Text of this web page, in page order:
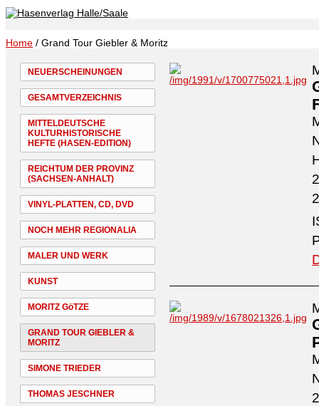
Home / Grand Tour Giebler & Moritz
NEUERSCHEINUNGEN
GESAMTVERZEICHNIS
MITTELDEUTSCHE
KULTURHISTORISCHE
HEFTE (HASEN-EDITION)
REICHTUM DER PROVINZ
(SACHSEN-ANHALT)
VINYL-PLATTEN, CD, DVD
NOCH MEHR REGIONALIA
MALER UND WERK
KUNST
MORITZ GöTZE
GRAND TOUR GIEBLER &
MORITZ
SIMONE TRIEDER
THOMAS JESCHNER